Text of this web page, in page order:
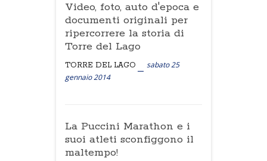
Video, foto, auto d'epoca e
documenti originali per
ripercorrere la storia di
Torre del Lago
TORRE DEL LAGO
sabato 25
gennaio 2014
La Puccini Marathon e i
suoi atleti sconfiggono il
maltempo!